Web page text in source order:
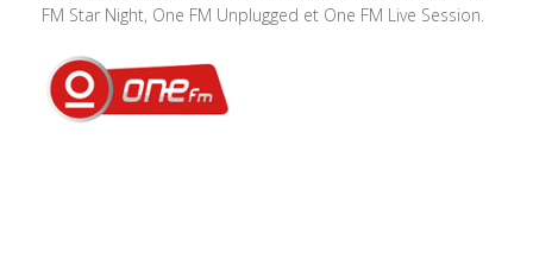
FM Star Night, One FM Unplugged et One FM Live Session.